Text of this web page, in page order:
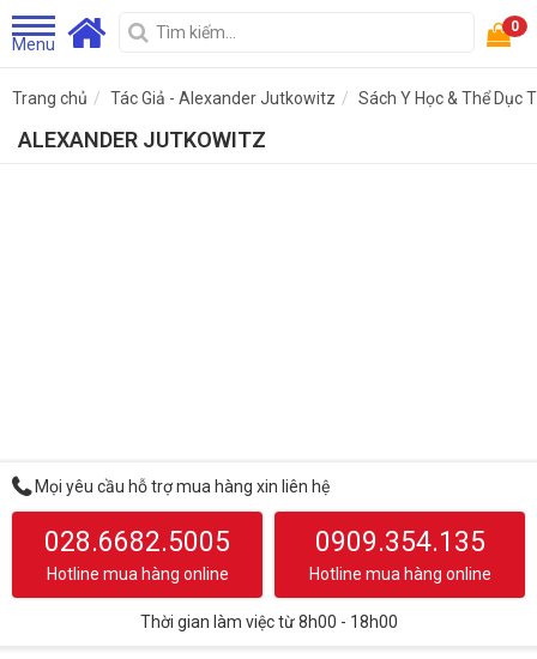
Menu
0
Trang chủ Tác Giả - Alexander Jutkowitz Sách Y Học & Thể Dục
ALEXANDER JUTKOWITZ
Mọi yêu cầu hỗ trợ mua hàng xin liên hệ
028.6682.5005
Hotline mua hàng online
0909.354.135
Hotline mua hàng online
Thời gian làm việc từ 8h00 - 18h00